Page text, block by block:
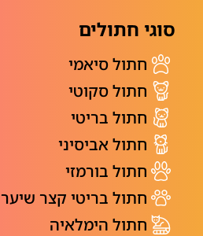
סוגי חתולים
חתול סיאמי
חתול סקוטי
חתול בריטי
חתול אביסיני
חתול בורמזי
חתול בריטי קצר שיער
חתול הימלאיה